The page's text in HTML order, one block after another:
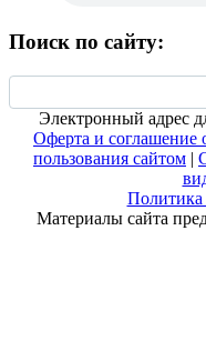
Поиск по сайту:
Электронный адрес
Оферта и соглашение
пользования сайтом |
Политика
Материалы сайта